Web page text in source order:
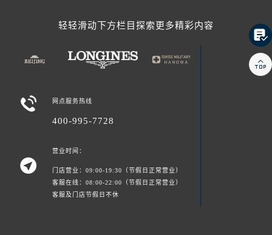
轻轻滑动下方栏目探索更多精彩内容
 网点服务热线
400-995-7728

营业时间：
门店营业：09:00-19:30（节假日正常营业）
客服在线：08:00-22:00（节假日正常营业）
客服及门店节假日不休

